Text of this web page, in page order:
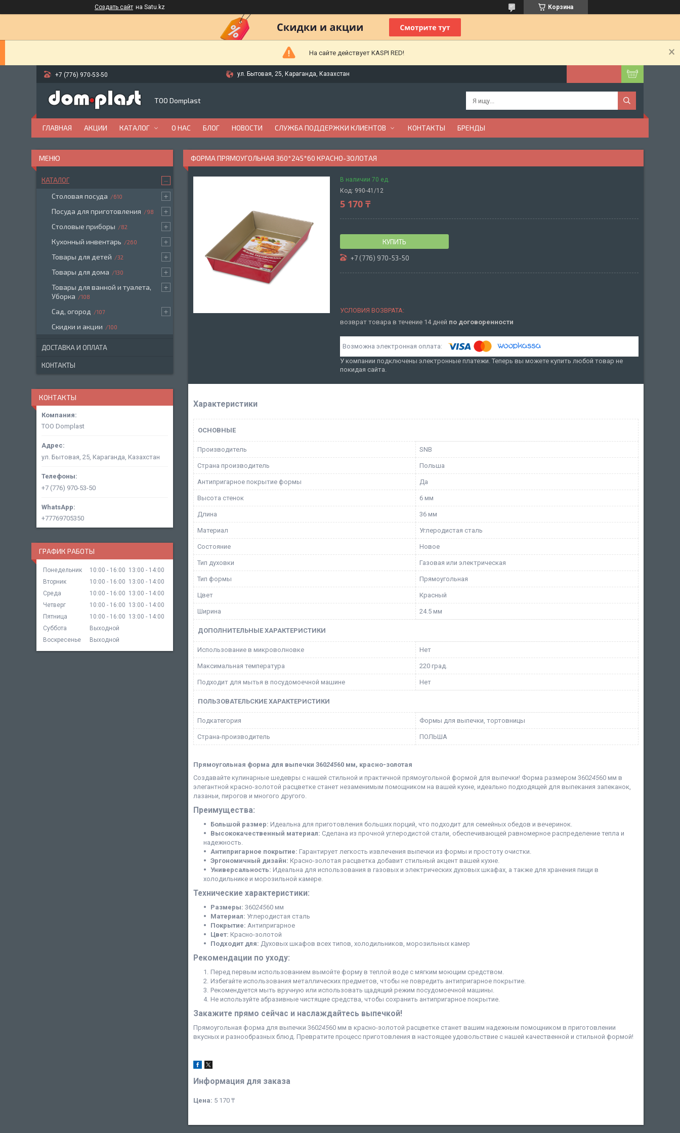
Создать сайт на Satu.kz Корзина
На сайте действует KASPI RED!
+7 (776) 970-53-50 ул. Бытовая, 25, Караганда, Казахстан
ТОО Domplast
ГЛАВНАЯ АКЦИИ КАТАЛОГ О НАС БЛОГ НОВОСТИ СЛУЖБА ПОДДЕРЖКИ КЛИЕНТОВ КОНТАКТЫ БРЕНДЫ
ФОРМА ПРЯМОУГОЛЬНАЯ 360*245*60 КРАСНО-ЗОЛОТАЯ
В наличии 70 ед.
Код: 990-41/12
5 170 ₸
КУПИТЬ
+7 (776) 970-53-50
возврат товара в течение 14 дней по договоренности
У компании подключены электронные платежи. Теперь вы можете купить любой товар не
покидая сайта.
Характеристики
ОСНОВНЫЕ
Производитель SNB
Страна производитель Польша
Антипригарное покрытие формы Да
Высота стенок 6 мм
Длина 36 мм
Материал Углеродистая сталь
Состояние Новое
Тип духовки Газовая или электрическая
Тип формы Прямоугольная
Цвет Красный
Ширина 24.5 мм
ДОПОЛНИТЕЛЬНЫЕ ХАРАКТЕРИСТИКИ
Использование в микроволновке Нет
Максимальная температура 220 град.
Подходит для мытья в посудомоечной машине Нет
ПОЛЬЗОВАТЕЛЬСКИЕ ХАРАКТЕРИСТИКИ
Подкатегория Формы для выпечки, тортовницы
Страна-производитель ПОЛЬША
Прямоугольная форма для выпечки 36024560 мм, красно-золотая
Создавайте кулинарные шедевры с нашей стильной и практичной прямоугольной формой для выпечки! Форма размером 36024560 мм в
элегантной красно-золотой расцветке станет незаменимым помощником на вашей кухне, идеально подходящей для выпекания запеканок,
лазаньи, пирогов и многого другого.
Преимущества:
Большой размер: Идеальна для приготовления больших порций, что подходит для семейных обедов и вечеринок.
Высококачественный материал: Сделана из прочной углеродистой стали, обеспечивающей равномерное распределение тепла и
надежность.
Антипригарное покрытие: Гарантирует легкость извлечения выпечки из формы и простоту очистки.
Эргономичный дизайн: Красно-золотая расцветка добавит стильный акцент вашей кухне.
Универсальность: Идеальна для использования в газовых и электрических духовых шкафах, а также для хранения пищи в
холодильнике и морозильной камере.
Технические характеристики:
Размеры: 36024560 мм
Материал: Углеродистая сталь
Покрытие: Антипригарное
Цвет: Красно-золотой
Подходит для: Духовых шкафов всех типов, холодильников, морозильных камер
Рекомендации по уходу:
Перед первым использованием вымойте форму в теплой воде с мягким моющим средством.
Избегайте использования металлических предметов, чтобы не повредить антипригарное покрытие.
Рекомендуется мыть вручную или использовать щадящий режим посудомоечной машины.
Не используйте абразивные чистящие средства, чтобы сохранить антипригарное покрытие.
Закажите прямо сейчас и наслаждайтесь выпечкой!
Прямоугольная форма для выпечки 36024560 мм в красно-золотой расцветке станет вашим надежным помощником в приготовлении
вкусных и разнообразных блюд. Превратите процесс приготовления в настоящее удовольствие с нашей качественной и стильной формой!
Информация для заказа
Цена: 5 170 ₸
КАТАЛОГ
Столовая посуда 610
Посуда для приготовления 98
Столовые приборы 82
Кухонный инвентарь 260
Товары для детей 32
Товары для дома 130
Товары для ванной и туалета,
Уборка
108
Сад, огород 107
Скидки и акции 100
ДОСТАВКА И ОПЛАТА
КОНТАКТЫ
КОНТАКТЫ
ТОО Domplast
ул. Бытовая, 25, Караганда, Казахстан
+7 (776) 970-53-50
+77769705350
ГРАФИК РАБОТЫ
Понедельник 10:00 16:00 13:00
14:00
Вторник
10:00 16:00 13:00
14:00
Среда
10:00 16:00 13:00
14:00
Четверг
10:00 16:00 13:00
14:00
Пятница
10:00 16:00 13:00
14:00
Суббота
Выходной
Воскресенье
Выходной